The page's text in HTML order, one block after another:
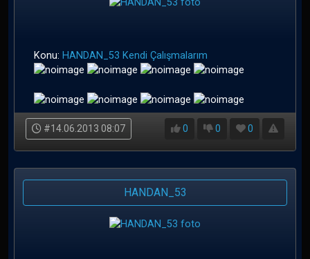
Konu: HANDAN_53 Kendi Çalışmalarım
#14.06.2013 08:07 0 0 0
HANDAN_53